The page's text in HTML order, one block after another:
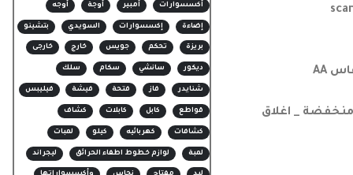
أكسسوارات أمبير أوجة أوجه
إضاءة إكسسوارات السويدي بتشينو
بريزة تحكم جويس خارج خارجى
ديكور سانشي سكام سلك
شنايدر فاز فتحة فيشة فيليبس
قواطع كابل كابلات كشاف
كشافات كهربائيه كيلو لمبات
لمبة لوازم خطوط اطفاء الحرائق ليجراند